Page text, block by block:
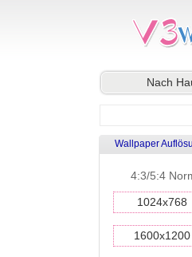
Nach
Wallpaper
4:3/5:4
1024x768
1600x1200